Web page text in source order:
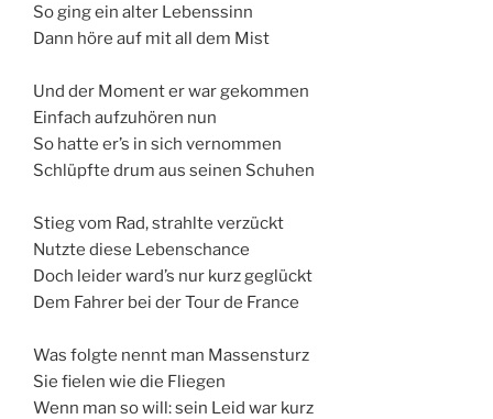
So ging ein alter Lebenssinn
Dann höre auf mit all dem Mist
Und der Moment er war gekommen
Einfach aufzuhören nun
So hatte er’s in sich vernommen
Schlüpfte drum aus seinen Schuhen
Stieg vom Rad, strahlte verzückt
Nutzte diese Lebenschance
Doch leider ward’s nur kurz geglückt
Dem Fahrer bei der Tour de France
Was folgte nennt man Massensturz
Sie fielen wie die Fliegen
Wenn man so will: sein Leid war kurz